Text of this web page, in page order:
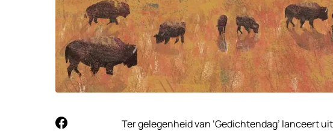
Ter gelegenheid van ‘Gedichtendag’ lanceert